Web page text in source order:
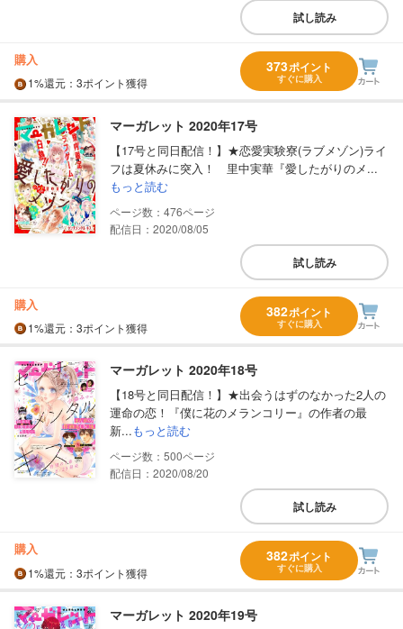
試し読み
購入
1%還元 ：3ポイント獲得
373ポイント
すぐに購入
マーガレット 2020年17号
【17号と同日配信！】★恋愛実験寮(ラブメゾン)ライ
フは夏休みに突入！ 里中実華『愛したがりのメ...
もっと読む
476
配信日：2020/08/05
試し読み
購入
1%還元 ：3ポイント獲得
382ポイント
すぐに購入
マーガレット 2020年18号
【18号と同日配信！】★出会うはずのなかった2人の
運命の恋！『僕に花のメランコリー』の作者の最
新...もっと読む
500
配信日：2020/08/20
試し読み
購入
1%還元 ：3ポイント獲得
382ポイント
すぐに購入
マーガレット 2020年19号